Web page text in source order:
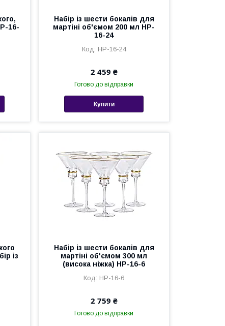
16-
Набір із шести бокалів для
мартіні об'ємом 200 мл HP-
16-24
HP-16-24
2 459 ₴
Готово до відправки
Купити
із
Набір із шести бокалів для
мартіні об'ємом 300 мл
(висока ніжка) HP-16-6
HP-16-6
2 759 ₴
Готово до відправки